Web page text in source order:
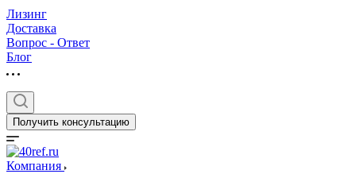
Лизинг
Доставка
Вопрос - Ответ
Блог
Получить консультацию
Компания